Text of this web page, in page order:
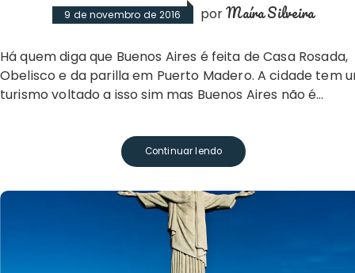
9 de novembro de 2016 porMaíra Silveira
Há quem diga que Buenos Aires é feita de Casa Rosada,
Obelisco e da parilla em Puerto Madero. A cidade tem
turismo voltado a isso sim mas Buenos Aires não é…
Continuar lendo